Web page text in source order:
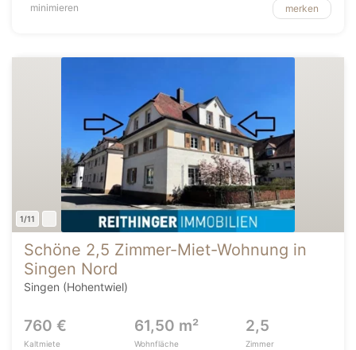
minimieren merken
1/11
Schöne 2,5 Zimmer-Miet-Wohnung in
Singen Nord
Singen (Hohentwiel)
760 €
Kaltmiete
61,50 m²
Wohnfläche
2,5
Zimmer